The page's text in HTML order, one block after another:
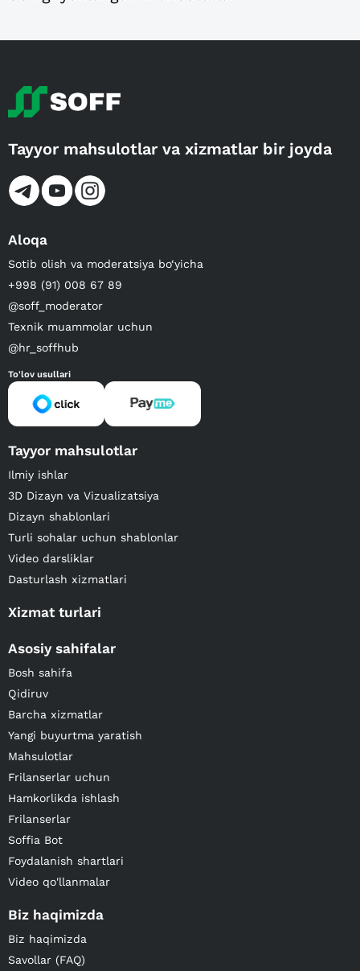
Tayyor mahsulotlar va xizmatlar bir joyda
Aloqa
Sotib olish va moderatsiya bo‘yicha
+998 (91) 008 67 89
@soff_moderator
Texnik muammolar uchun
@hr_soffhub
To'lov usullari
Tayyor mahsulotlar
Ilmiy ishlar
3D Dizayn va Vizualizatsiya
Dizayn shablonlari
Turli sohalar uchun shablonlar
Video darsliklar
Dasturlash xizmatlari
Xizmat turlari
Asosiy sahifalar
Bosh sahifa
Qidiruv
Barcha xizmatlar
Yangi buyurtma yaratish
Mahsulotlar
Frilanserlar uchun
Hamkorlikda ishlash
Frilanserlar
Soffia Bot
Foydalanish shartlari
Video qo'llanmalar
Biz haqimizda
Biz haqimizda
Savollar (FAQ)